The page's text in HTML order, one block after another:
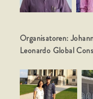
Organisatoren:
Leonardo Global